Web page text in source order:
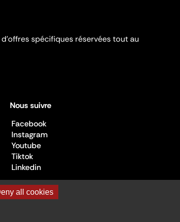
spécifiques réservées tout au
Nous suivre
Facebook
Instagram
Youtube
Tiktok
Linkedin
all cookies